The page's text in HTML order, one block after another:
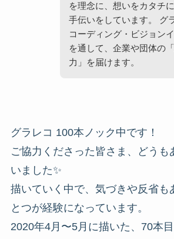
を理念に、想いをカタチ
手伝いをしています。 グ
コーディング・ビジョン
を通して、企業や団体の
力」を届けます。
グラレコ 100本ノック中です！
ご協力くださった皆さま、どうも
いました✨
描いていく中で、気づきや反省も
とつが経験になっています。
2020年4月〜5月に描いた、70本